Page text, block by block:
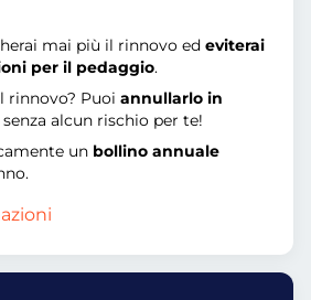
mai più il rinnovo edeviterai
per il pedaggio.
rinnovo? Puoiannullarlo in
senza alcun rischio per te!
un bollino annuale